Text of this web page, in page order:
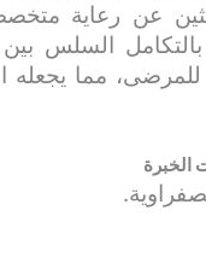
عن رعاية
السلس
للمرضى، مما
الخبرة